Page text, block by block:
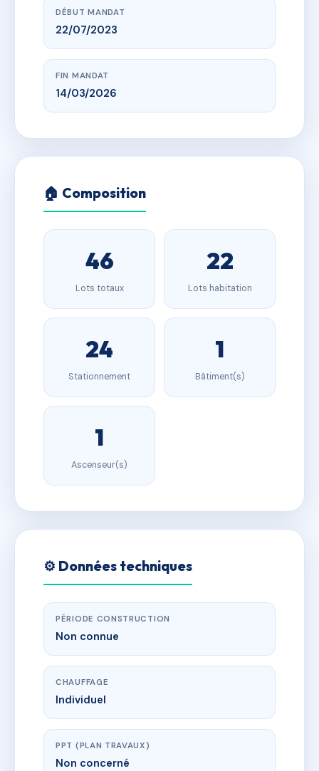
DÉBUT MANDAT
22/07/2023
FIN MANDAT
14/03/2026
🏠 Composition
46
Lots totaux
22
Lots habitation
24
Stationnement
1
Bâtiment(s)
1
Ascenseur(s)
⚙️ Données techniques
PÉRIODE CONSTRUCTION
Non connue
CHAUFFAGE
Individuel
PPT (PLAN TRAVAUX)
Non concerné